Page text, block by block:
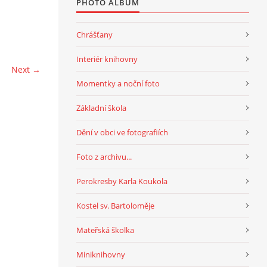
Next →
Chrášťany
Interiér knihovny
Momentky a noční foto
Základní škola
Dění v obci ve fotografiích
Foto z archivu...
Perokresby Karla Koukola
Kostel sv. Bartoloměje
Mateřská školka
Miniknihovny